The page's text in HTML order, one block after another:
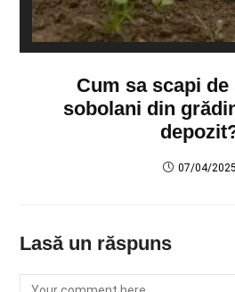
Cum sa scapi
sobolani din
07/04/2025
Lasă un răspuns